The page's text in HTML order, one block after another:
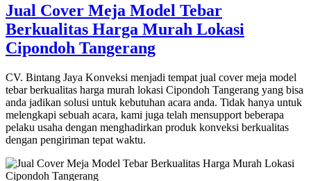
Jual Cover Meja Model Tebar
Berkualitas Harga Murah Lokasi
Cipondoh Tangerang
CV. Bintang Jaya Konveksi menjadi tempat jual cover meja model
tebar berkualitas harga murah lokasi Cipondoh Tangerang yang bisa
anda jadikan solusi untuk kebutuhan acara anda. Tidak hanya untuk
melengkapi sebuah acara, kami juga telah mensupport beberapa
pelaku usaha dengan menghadirkan produk konveksi berkualitas
dengan pengiriman tepat waktu.